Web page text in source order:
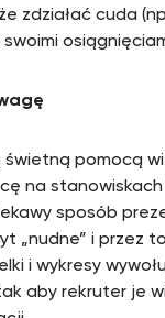
zdziałać cuda
świetną pomocą
na
sposób
„nudne” i przez
i wykresy
aby rekruter je